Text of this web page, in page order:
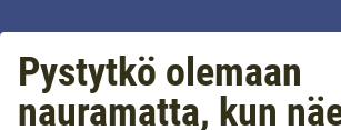
Pystytkö olemaan
nauramatta, kun